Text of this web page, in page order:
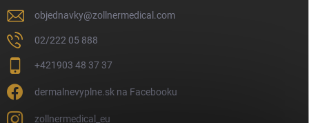
objednavky@zollnermedical.com
02/222 05 888
+421903 48 37 37
dermalnevyplne.sk na Facebooku
zollnermedical_eu